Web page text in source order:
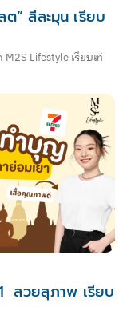
ต” สีละมุน เรียบ
Lifestyle เรียบเท่
สวยสุภาพ เรียบ